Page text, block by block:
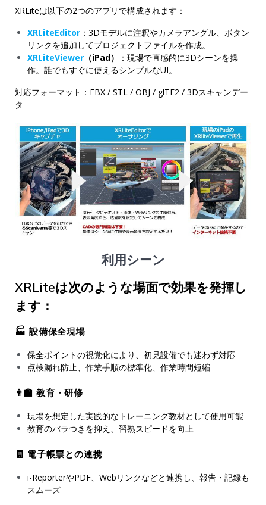
XRLiteは以下の2つのアプリで構成されます：
XRLiteEditor ：3Dモデルに注釈やカメラアングル、ボタン
リンクを追加してプロジェクトファイルを作成。
XRLiteViewer （iPad）
：現場で直感的に3Dシーンを操
作。誰でもすぐに使えるシンプルなUI。
対応フォーマット：FBX / STL / OBJ / glTF2 / 3Dスキャンデー
タ
利用シーン
XRLiteは次のような場面で効果を発揮し
ます：
🏭 設備保全現場
保全ポイントの視覚化により、初見設備でも迷わず対応
点検漏れ防止、作業手順の標準化、作業時間短縮
👨‍🏫 教育・研修
現場を想定した実践的なトレーニング教材として使用可能
教育のバラつきを抑え、習熟スピードを向上
🧾 電子帳票との連携
i-ReporterやPDF、Webリンクなどと連携し、報告・記録も
スムーズ